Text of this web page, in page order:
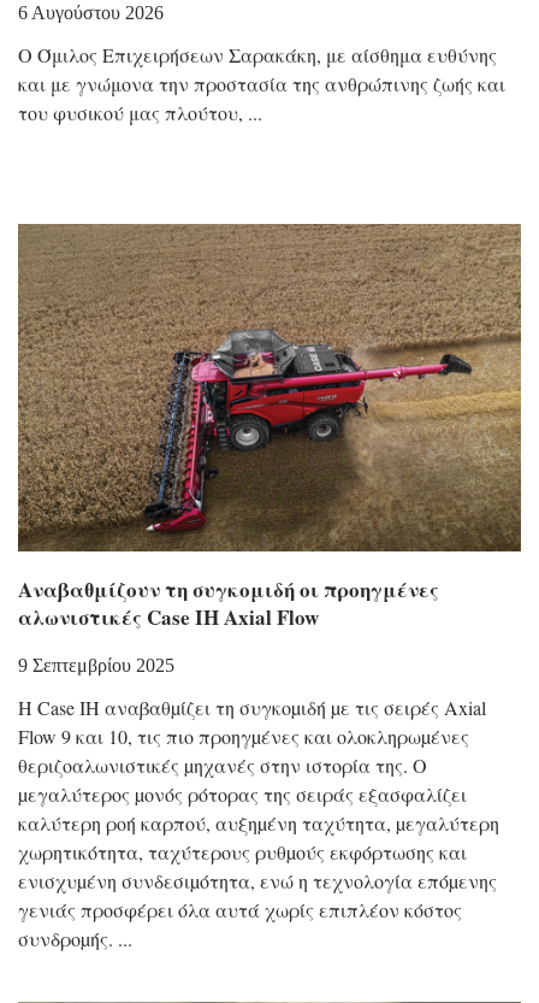
6 Αυγούστου 2026
Ο Όμιλος Επιχειρήσεων Σαρακάκη, με αίσθημα ευθύνης
και με γνώμονα την προστασία της ανθρώπινης ζωής και
του φυσικού μας πλούτου,
Αναβαθμίζουν τη συγκομιδή οι προηγμένες
αλωνιστικές Case IH Axial Flow
9 Σεπτεμβρίου 2025
Η Case IH αναβαθµίζει τη συγκοµιδή µε τις σειρές Axial
Flow 9 και 10, τις πιο προηγµένες και ολοκληρωµένες
θεριζοαλωνιστικές µηχανές στην ιστορία της. Ο
µεγαλύτερος µονός ρότορας της σειράς εξασφαλίζει
καλύτερη ροή καρπού, αυξηµένη ταχύτητα, µεγαλύτερη
χωρητικότητα, ταχύτερους ρυθµούς εκφόρτωσης και
ενισχυµένη συνδεσιµότητα, ενώ η τεχνολογία επόµενης
γενιάς προσφέρει όλα αυτά χωρίς επιπλέον κόστος
συνδροµής.